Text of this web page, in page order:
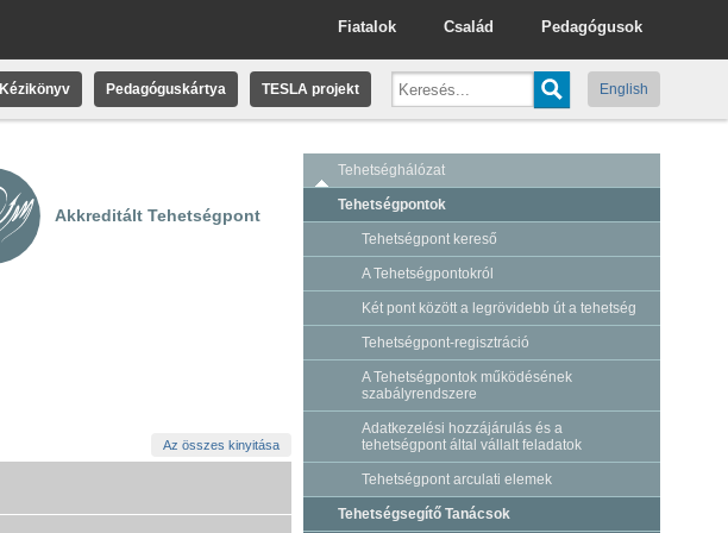
Pedagógusok
Család
Fiatalok
Kézikönyv Pedagóguskártya TESLA projekt English
Akkreditált Tehetségpont
Az összes kinyitása
Tehetséghálózat
Tehetségpontok
Tehetségpont kereső
A Tehetségpontokról
Két pont között a legrövidebb út a tehetség
Tehetségpont-regisztráció
A Tehetségpontok működésének
szabályrendszere
Adatkezelési hozzájárulás és a
tehetségpont által vállalt feladatok
Tehetségpont arculati elemek
Tehetségsegítő Tanácsok